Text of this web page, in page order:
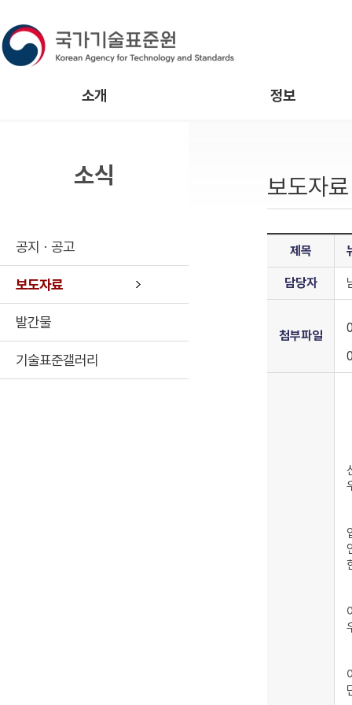
소개 정보
보도자료
제목
담당자
첨부파일
소식
공지ㆍ공고
보도자료
발간물
기술표준갤러리